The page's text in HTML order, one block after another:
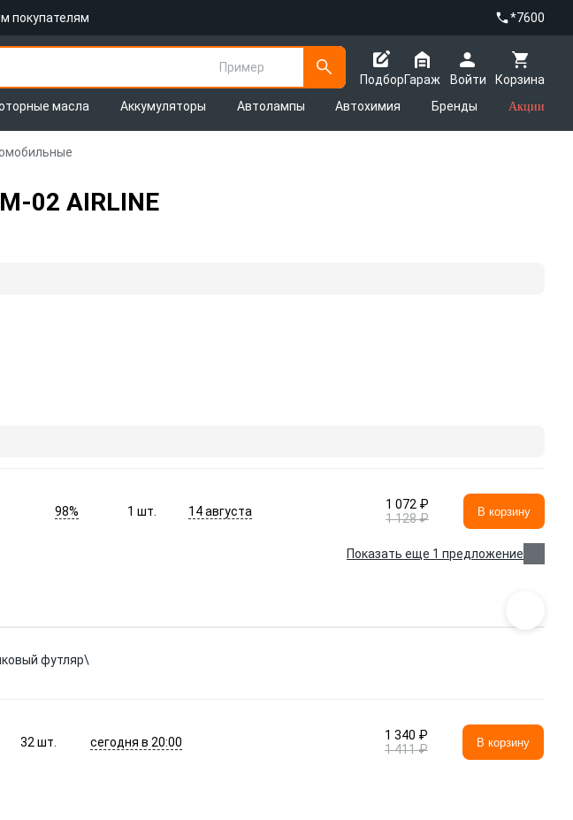
покупателям *7600
Пример
Подбор
Корзина
Гараж
Войти
масла Аккумуляторы Автолампы Автохимия Бренды Акции
02 AIRLINE
98% 1шт. 14 августа
1 072 ₽
1 128 ₽
В корзину
Показать еще 1 предложение
футляр\
32шт. сегодня в 20:00
1 340 ₽
1 411 ₽
В корзину